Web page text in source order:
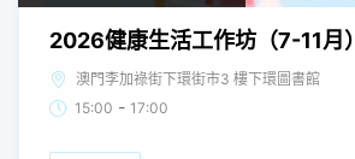
2026健康生活工作坊（7-11月）
澳門李加祿街下環街市3 樓下環圖書館
15:00 - 17:00